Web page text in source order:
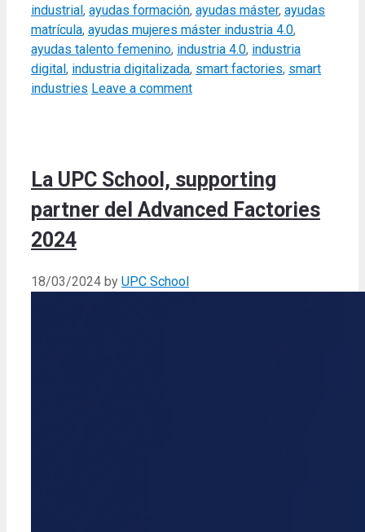
industrial , ayudas formación, ayudas máster, ayudas
matrícula, ayudas mujeres máster industria 4.0,
ayudas talento femenino, industria 4.0, industria
digital , industria digitalizada, smart factories, smart
industries Leave a comment
La UPC School, supporting
partner del Advanced Factories
2024
18/03/2024 by UPC School